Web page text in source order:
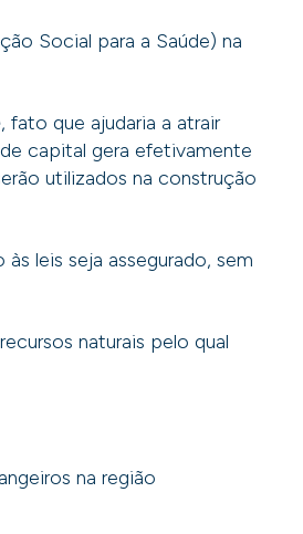
Social para a Saúde) na
, fato que ajudaria a atrair
capital gera efetivamente
utilizados na construção
leis seja assegurado, sem
naturais pelo qual
na região